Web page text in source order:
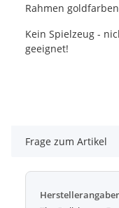
Rahmen
Kein Spielzeug -
geeignet!
Frage zum Artikel